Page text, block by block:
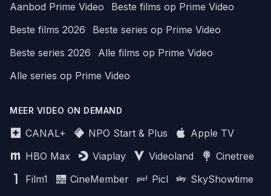
Aanbod Prime Video
Beste films op Prime Video
Beste films 2026
Beste series op Prime Video
Beste series 2026
Alle films op Prime Video
Alle series op Prime Video
MEER VIDEO ON DEMAND
CANAL+ NPO Start & Plus
Apple TV
HBO Max
Viaplay Videoland
Cinetree
Film1
CineMember Picl SkyShowtime